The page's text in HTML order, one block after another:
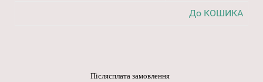
До КОШИКА
Післясплата замовлення